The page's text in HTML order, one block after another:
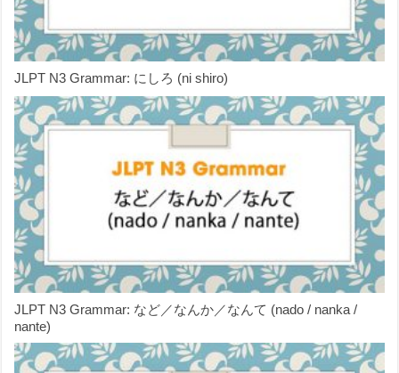
JLPT N3 Grammar: にしろ (ni shiro)
JLPT N3 Grammar: など／なんか／なんて (nado / nanka /
nante)